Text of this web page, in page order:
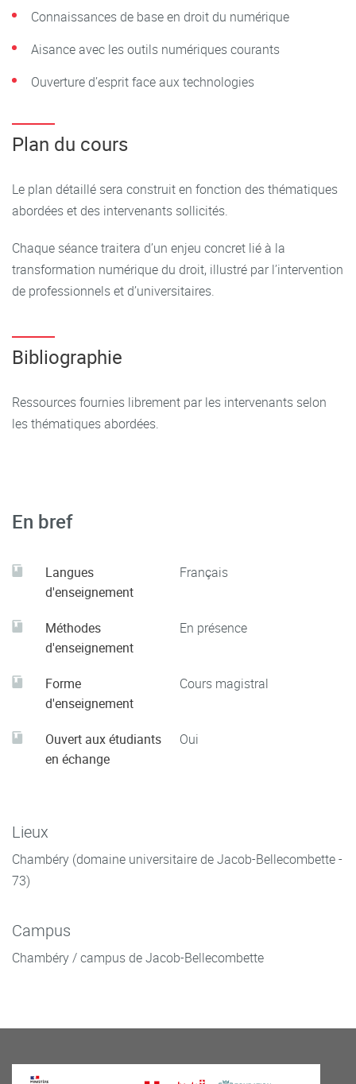
Connaissances de base en droit du numérique
Aisance avec les outils numériques courants
Ouverture d’esprit face aux technologies
Plan du cours
Le plan détaillé sera construit en fonction des thématiques
abordées et des intervenants sollicités.
Chaque séance traitera d’un enjeu concret lié à la
transformation numérique du droit, illustré par l’intervention
de professionnels et d’universitaires.
Bibliographie
Ressources fournies librement par les intervenants selon
les thématiques abordées.
En bref
Langues
d'enseignement
Français
Méthodes
d'enseignement
En présence
Forme
d'enseignement
Cours magistral
Ouvert aux étudiants
en échange
Oui
Lieux
Chambéry (domaine universitaire de Jacob-Bellecombette -
73)
Campus
Chambéry / campus de Jacob-Bellecombette